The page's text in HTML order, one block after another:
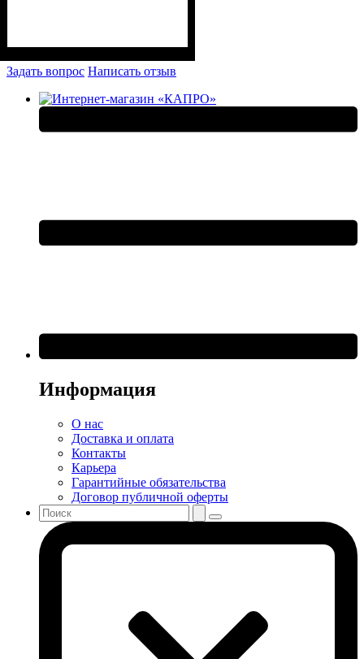
Задать вопрос Написать отзыв
Информация
О нас
Доставка и оплата
Контакты
Карьера
Гарантийные обязательства
Договор публичной оферты